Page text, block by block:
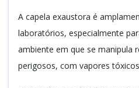
A capela exaustora é
laboratórios, especialmente
ambiente em que se manipula
perigosos, com vapores